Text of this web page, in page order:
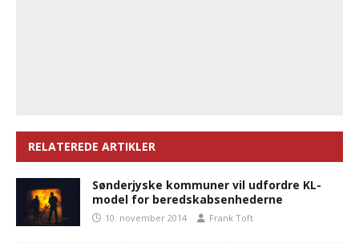
RELATEREDE ARTIKLER
Sønderjyske kommuner vil udfordre KL-
model for beredskabsenhederne
10. november 2014 Frank Toft